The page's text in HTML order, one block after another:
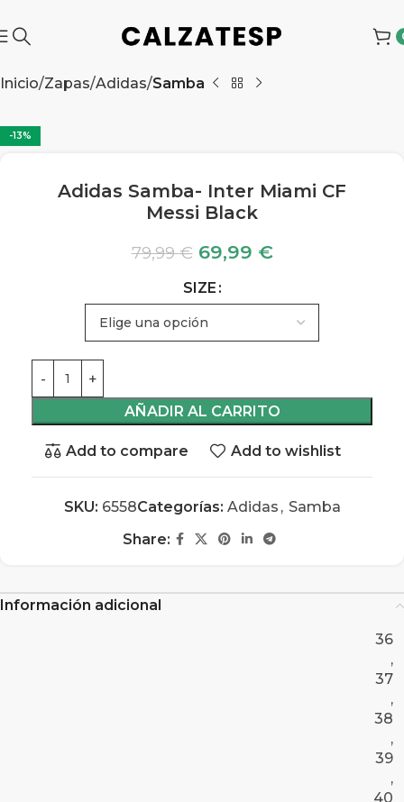
Inicio Zapas Adidas Samba
-13%
Adidas Samba- Inter Miami CF
Messi Black
79,99€ 69,99 €
SIZE
AÑADIR AL CARRITO
Add to compare Add to wishlist
SKU: 6558Categorías: Adidas , Samba
Share:
Información adicional
36
,
37
,
38
,
39
,
40